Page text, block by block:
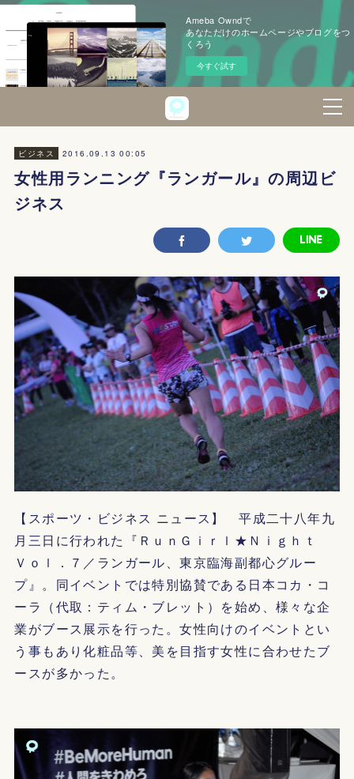
Ameba Owndで
あなただけのホームページやブログをつ
くろう
今すぐ試す
ビジネス 2016.09.13 00:05
女性用ランニング『ランガール』の周辺ビ
ジネス
【スポーツ・ビジネス ニュース】 平成二十八年九
月三日に行われた『ＲｕｎＧｉｒｌ★Ｎｉｇｈｔ
Ｖｏｌ．７／ランガール、東京臨海副都⼼グルー
プ』。同イベントでは特別協賛である日本コカ・コ
ーラ（代取：ティム・ブレット）を始め、様々な企
業がブース展示を行った。女性向けのイベントとい
う事もあり化粧品等、美を目指す女性に合わせたブ
ースが多かった。